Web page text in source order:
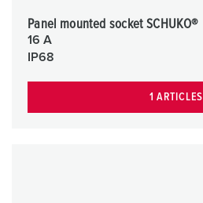
Panel mounted socket SCHUKO®
16 A
IP68
1 ARTICLES